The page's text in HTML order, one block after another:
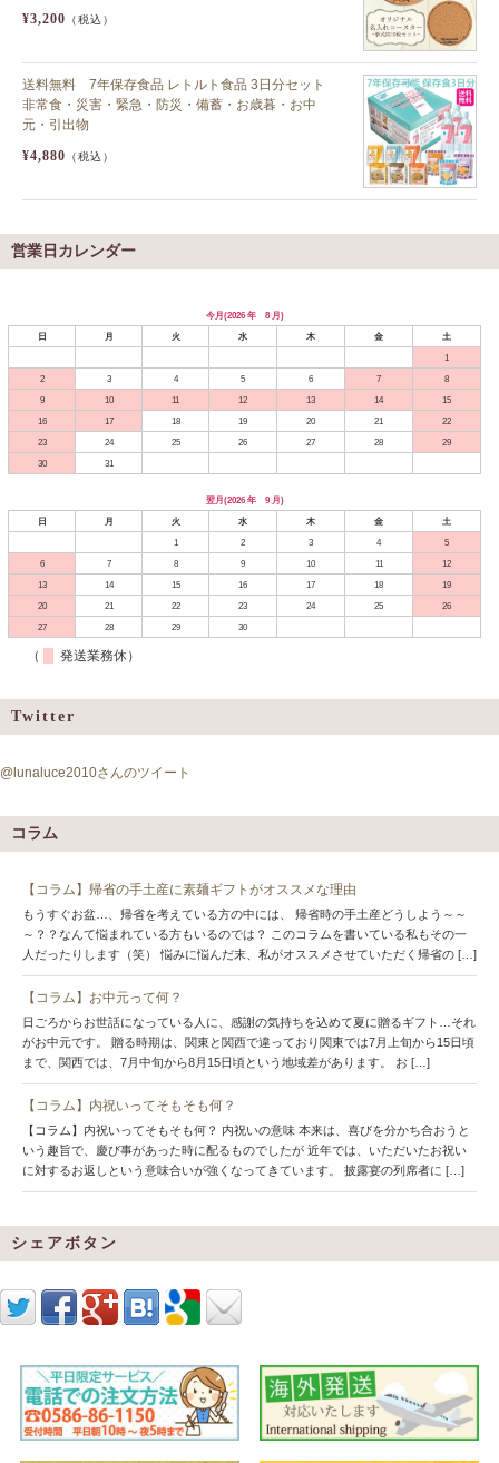
¥3,200 （税込）
送料無料 7年保存食品 レトルト食品 3日分セット
非常食・災害・緊急・防災・備蓄・お歳暮・お中
元・引出物
¥4,880 （税込）
営業日カレンダー
今月(2026 年 8 月)
日
月 火 水 木 金
土
1
2
3 4 5 6 7
8
9
10 11 12 13 14
15
16
17 18 19 20 21
22
23
24 25 26 27 28
29
30
31
翌月(2026 年 9 月)
日
月 火 水 木 金
土
1
2 3 4
5
6
7 8 9 10 11
12
13
14 15 16 17 18
19
20
21 22 23 24 25
26
27
28 29 30
（ 発送業務休）
Twitter
@lunaluce2010さんのツイート
コラム
【コラム】帰省の手土産に素麺ギフトがオススメな理由
もうすぐお盆…、帰省を考えている方の中には、 帰省時の手土産どうしよう～～
～？？なんて悩まれている方もいるのでは？ このコラムを書いている私もその一
人だったりします（笑） 悩みに悩んだ末、私がオススメさせていただく帰省の […]
【コラム】お中元って何？
日ごろからお世話になっている人に、感謝の気持ちを込めて夏に贈るギフト…それ
がお中元です。 贈る時期は、関東と関西で違っており関東では7月上旬から15日頃
まで、関西では、7月中旬から8月15日頃という地域差があります。 お […]
【コラム】内祝いってそもそも何？
【コラム】内祝いってそもそも何？ 内祝いの意味 本来は、喜びを分かち合おうと
いう趣旨で、慶び事があった時に配るものでしたが 近年では、いただいたお祝い
に対するお返しという意味合いが強くなってきています。 披露宴の列席者に […]
シェアボタン